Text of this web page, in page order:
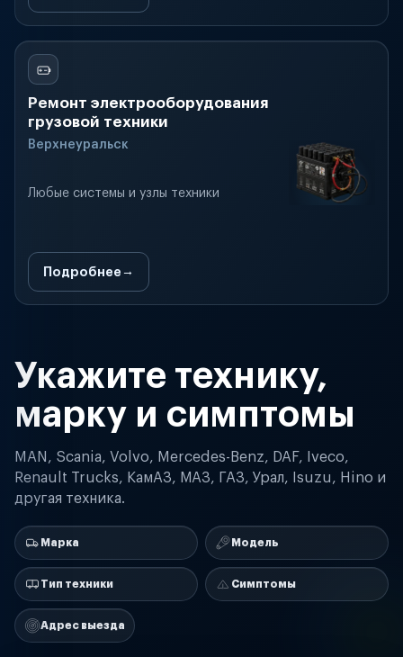
Ремонт электрооборудования
грузовой техники
Верхнеуральск
Любые системы и узлы техники
Подробнее
Укажите технику,
марку и симптомы
MAN, Scania, Volvo, Mercedes-Benz, DAF, Iveco,
Renault Trucks, КамАЗ, МАЗ, ГАЗ, Урал, Isuzu, Hino и
другая техника.
Марка Модель
Тип техники Симптомы
Адрес выезда